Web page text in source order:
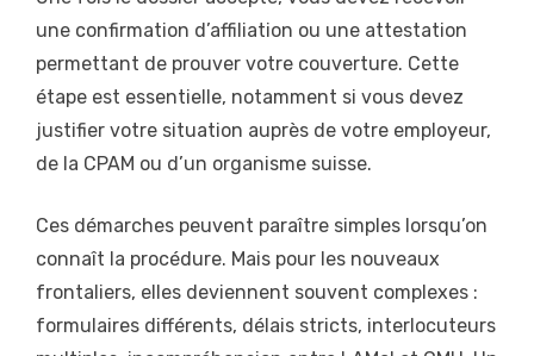
une confirmation d’affiliation ou une attestation
permettant de prouver votre couverture. Cette
étape est essentielle, notamment si vous devez
justifier votre situation auprès de votre employeur,
de la CPAM ou d’un organisme suisse.
Ces démarches peuvent paraître simples lorsqu’on
connaît la procédure. Mais pour les nouveaux
frontaliers, elles deviennent souvent complexes :
formulaires différents, délais stricts, interlocuteurs